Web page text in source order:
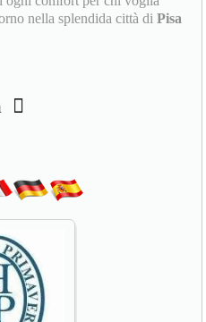
nella splendida città diPisa